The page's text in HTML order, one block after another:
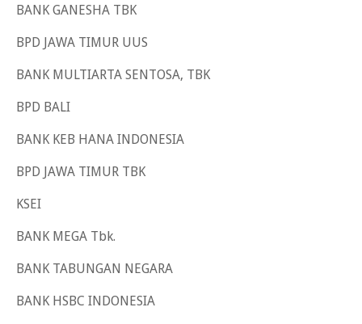
BANK GANESHA TBK
BPD JAWA TIMUR UUS
BANK MULTIARTA SENTOSA, TBK
BPD BALI
BANK KEB HANA INDONESIA
BPD JAWA TIMUR TBK
KSEI
BANK MEGA Tbk.
BANK TABUNGAN NEGARA
BANK HSBC INDONESIA